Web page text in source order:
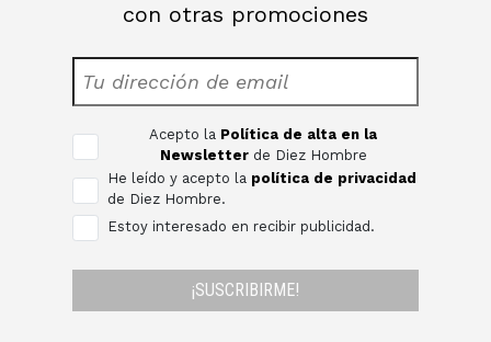
con otras promociones
Acepto la Política de alta en la
Newsletter de Diez Hombre
He leído y acepto la política de privacidad
de Diez Hombre.
Estoy interesado en recibir publicidad.
¡SUSCRIBIRME!